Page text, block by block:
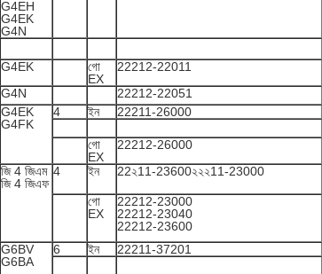
G4EH
G4EK
G4N
G4EK
গো
EX
22212-22011
G4N
22212-22051
G4EK
G4FK
4 ইন 22211-26000
গো
EX
22212-26000
জি 4 জিএম
জি 4 জিএফ
4 ইন 22২11-23600২২২11-23000
গো
EX
22212-23000
22212-23040
22212-23600
G6BV
G6BA
6 ইন 22211-37201